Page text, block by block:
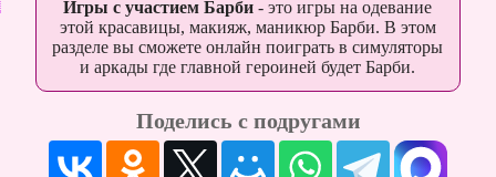
Игры с участием Барби - это игры на одевание
этой красавицы, макияж, маникюр Барби. В этом
разделе вы сможете онлайн поиграть в симуляторы
и аркады где главной героиней будет Барби.
Поделись с подругами